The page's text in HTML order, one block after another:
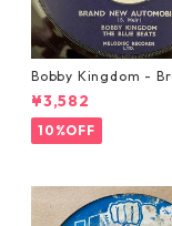
Bobby Kingdom -
w Automobile【7-
¥3,582
10%OFF